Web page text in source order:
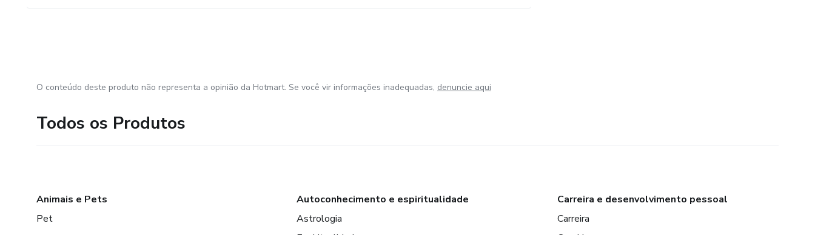
O conteúdo deste produto não representa a opinião da Hotmart. Se você vir informações inadequadas, denuncie aqui
Todos os Produtos
Animais e Pets
Pet
Autoconhecimento e espiritualidade
Astrologia
Carreira e desenvolvimento pessoal
Carreira